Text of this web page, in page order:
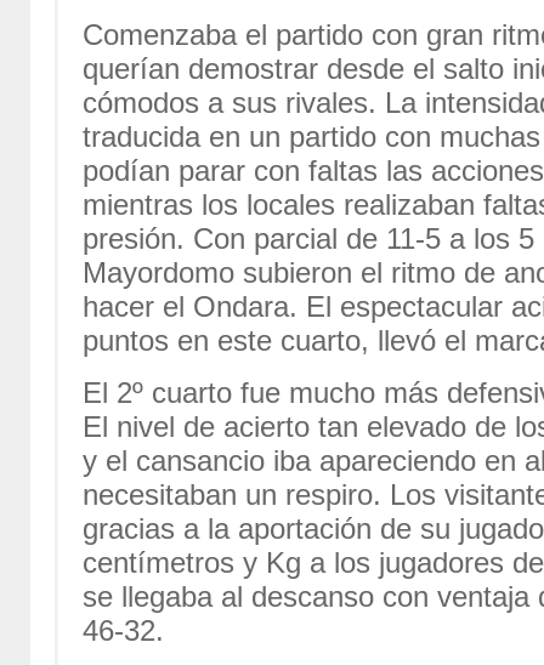
Comenzaba el partido con gran
querían demostrar desde el salto
cómodos a sus rivales. La
traducida en un partido con
podían parar con faltas las
mientras los locales realizaban
presión. Con parcial de 11-5 a los
Mayordomo subieron el ritmo de
hacer el Ondara. El espectacular
puntos en este cuarto, llevó el
El 2º cuarto fue mucho más
El nivel de acierto tan elevado de
y el cansancio iba apareciendo en
necesitaban un respiro. Los
gracias a la aportación de su
centímetros y Kg a los jugadores
se llegaba al descanso con
46-32.